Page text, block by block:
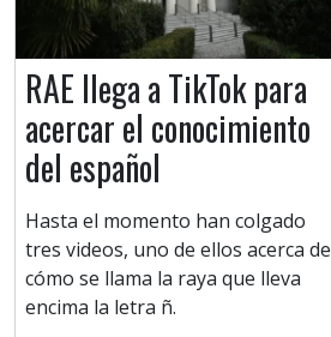
RAE llega a TikTok para
acercar el conocimiento
del español
Hasta el momento han colgado
tres videos, uno de ellos acerca de
cómo se llama la raya que lleva
encima la letra ñ.